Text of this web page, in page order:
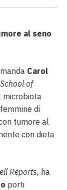
al seno
Carol
of
microbiota
di
tumore al
con dieta
Reports, ha
porti